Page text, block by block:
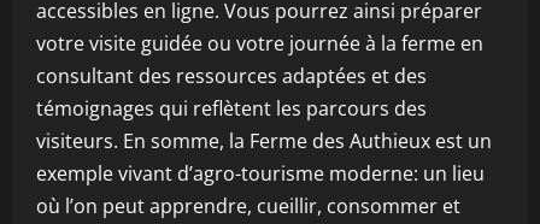
accessibles en ligne. Vous pourrez ainsi préparer
votre visite guidée ou votre journée à la ferme en
consultant des ressources adaptées et des
témoignages qui reflètent les parcours des
visiteurs. En somme, la Ferme des Authieux est un
exemple vivant d’agro-tourisme moderne: un lieu
où l’on peut apprendre, cueillir, consommer et